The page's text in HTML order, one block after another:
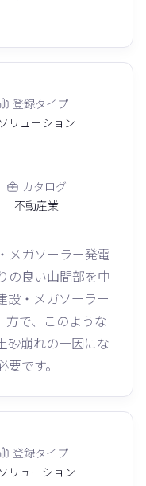
登録タイプ
ソリューション
カタログ
不動産業
メガソーラー発電
の良い山間部を中
設・メガソーラー
方で、このような
砂崩れの一因にな
です。
登録タイプ
ソリューション